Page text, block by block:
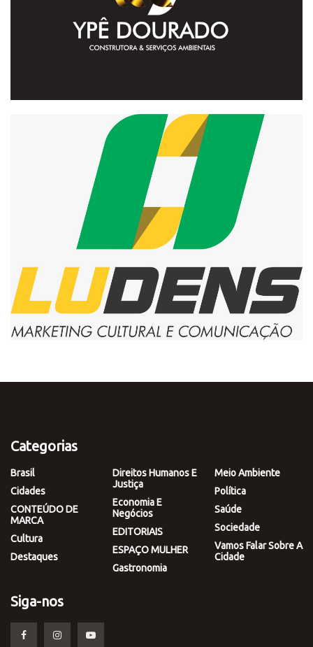
Categorias
Brasil
Cidades
CONTEÚDO DE
MARCA
Cultura
Destaques
Direitos Humanos E
Justiça
Economia E
Negócios
EDITORIAIS
ESPAÇO MULHER
Gastronomia
Meio Ambiente
Política
Saúde
Sociedade
Vamos Falar Sobre A
Cidade
Siga-nos